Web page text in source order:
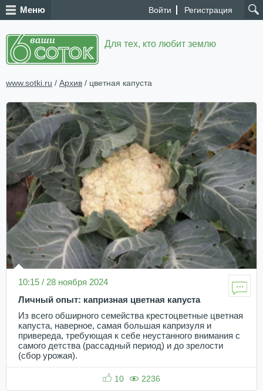
Войти Регистрация
Меню
Для тех, кто любит землю
www.sotki.ru / Архив / цветная капуста
10:15 / 28 ноября 2024
Личный опыт: капризная цветная капуста
Из всего обширного семейства крестоцветные цветная
капуста, наверное, самая большая капризуля и
привереда, требующая к себе неустанного внимания с
самого детства (рассадный период) и до зрелости
(сбор урожая).
10 2236